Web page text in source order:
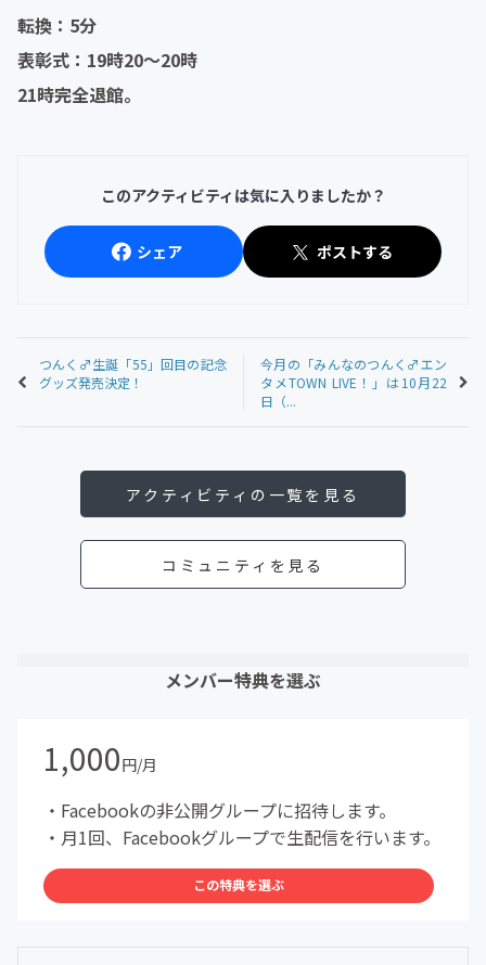
転換：5分
表彰式：19時20〜20時
21時完全退館。
このアクティビティは気に入りましたか？
シェア ポストする
つんく♂生誕「55」回目の記念
グッズ発売決定！
今月の「みんなのつんく♂エン
タメTOWN LIVE！」は10月22
日（...
アクティビティの一覧を見る
コミュニティを見る
メンバー特典を選ぶ
1,000円/月
・Facebookの非公開グループに招待します。
・月1回、Facebookグループで生配信を行います。
この特典を選ぶ